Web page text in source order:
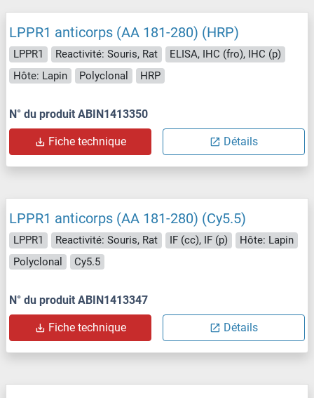
LPPR1 anticorps (AA 181-280) (HRP)
LPPR1 Reactivité: Souris, Rat
ELISA, IHC (fro), IHC (p)
Hôte: Lapin
Polyclonal HRP
N° du produit ABIN1413350
Fiche technique Détails
LPPR1 anticorps (AA 181-280) (Cy5.5)
LPPR1 Reactivité: Souris, Rat IF (cc), IF (p)
Hôte: Lapin
Polyclonal
Cy5.5
N° du produit ABIN1413347
Fiche technique Détails